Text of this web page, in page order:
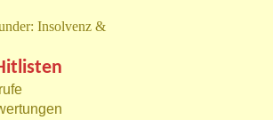
Insolvenz &